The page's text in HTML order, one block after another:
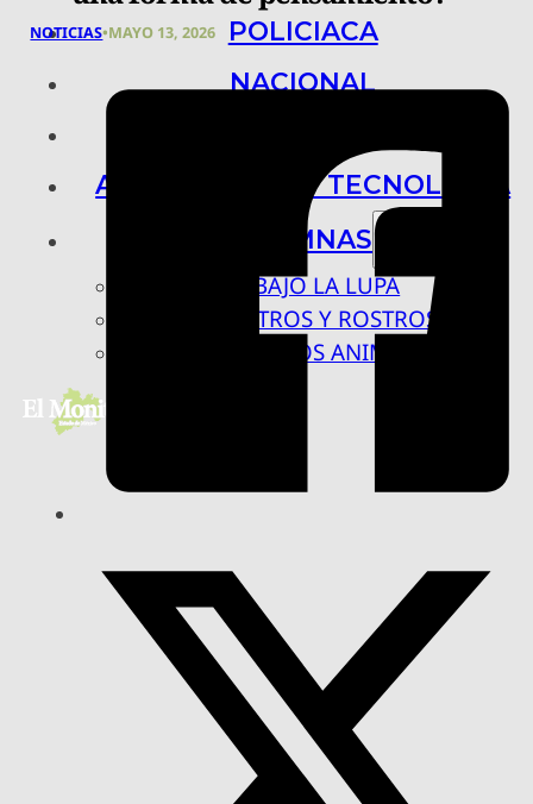
POLICIACA
NACIONAL
ARTE, CIENCIA Y TECNOLOGÍA
COLUMNAS
BAJO LA LUPA
RASTROS Y ROSTROS
VÍNCULOS ANIMALES
NOTICIAS•MAYO 13, 2026